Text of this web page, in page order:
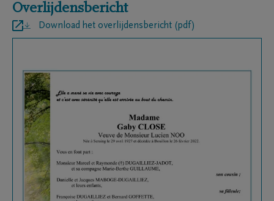
Overlijdensbericht
Download het overlijdensbericht (pdf)